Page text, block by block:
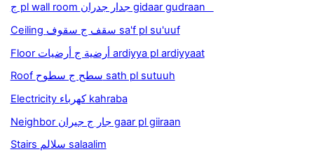
ج pl wall room جدار جدران gidaar gudraan
Ceiling سقف ج سقوف sa'f pl su'uuf
Floor أرضية ج أرضيات ardiyya pl ardiyyaat
Roof سطح ج سطوح sath pl sutuuh
Electricity كهرباء kahraba
Neighbor جار ج جيران gaar pl giiraan
Stairs سلالم salaalim